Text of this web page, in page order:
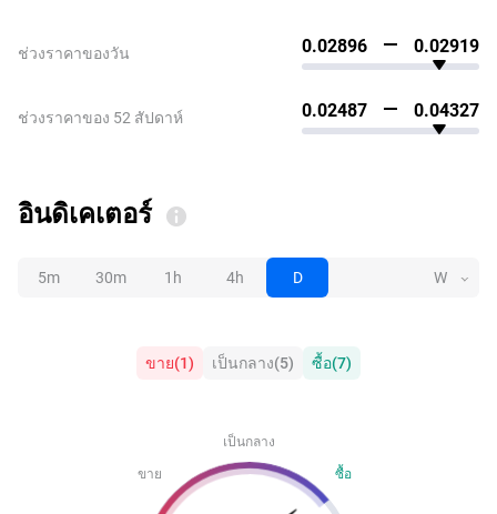
ช่วงราคาของวัน
ช่วงราคาของ 52 สัปดาห์
0.02896 0.02919
0.02487 0.04327
อินดิเคเตอร์
5m 30m 1h 4h D W
ขาย(1) เป็นกลาง(5) ซื้อ(7)
เป็นกลาง
ขาย
ซื้อ